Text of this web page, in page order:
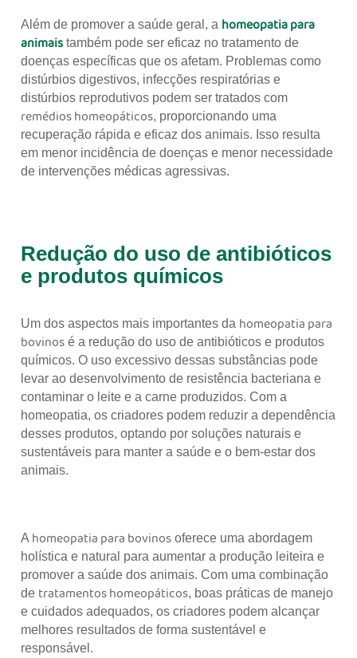
Além de promover a saúde geral, a homeopatia para
animais também pode ser eficaz no tratamento de
doenças específicas que os afetam. Problemas como
distúrbios digestivos, infecções respiratórias e
distúrbios reprodutivos podem ser tratados com
remédios homeopáticos, proporcionando uma
recuperação rápida e eficaz dos animais. Isso resulta
em menor incidência de doenças e menor necessidade
de intervenções médicas agressivas.
Redução do uso de antibióticos
e produtos químicos
Um dos aspectos mais importantes da homeopatia para
bovinos é a redução do uso de antibióticos e produtos
químicos. O uso excessivo dessas substâncias pode
levar ao desenvolvimento de resistência bacteriana e
contaminar o leite e a carne produzidos. Com a
homeopatia, os criadores podem reduzir a dependência
desses produtos, optando por soluções naturais e
sustentáveis para manter a saúde e o bem-estar dos
animais.
A homeopatia para bovinos oferece uma abordagem
holística e natural para aumentar a produção leiteira e
promover a saúde dos animais. Com uma combinação
de tratamentos homeopáticos, boas práticas de manejo
e cuidados adequados, os criadores podem alcançar
melhores resultados de forma sustentável e
responsável.